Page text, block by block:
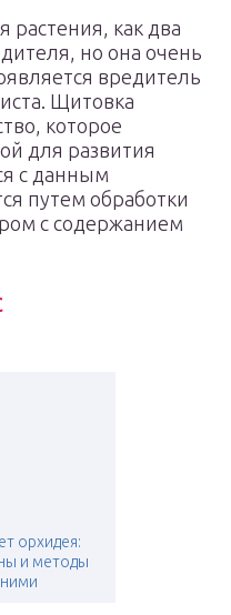
растения, как два
но она очень
вредитель
Щитовка
которое
для развития
с данным
путем обработки
с содержанием
орхидея:
и методы